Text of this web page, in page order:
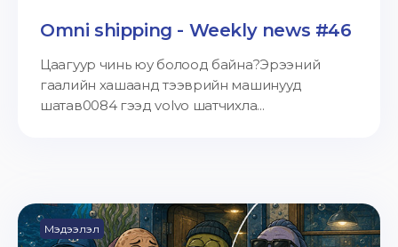
Omni shipping - Weekly news #46
Цаагуур чинь юу болоод байна?Эрээний
гаалийн хашаанд тээврийн машинууд
шатав0084 гээд volvo шатчихла...
Мэдээлэл